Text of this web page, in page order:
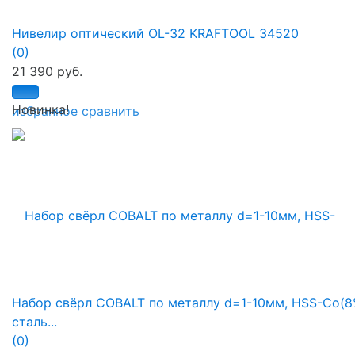
избранное сравнить
Нивелир оптический OL-32 KRAFTOOL 34520
(0)
21 390 руб.
Новинка!
Набор свёрл COBALT по металлу d=1-10мм, HSS-
сталь...
(0)